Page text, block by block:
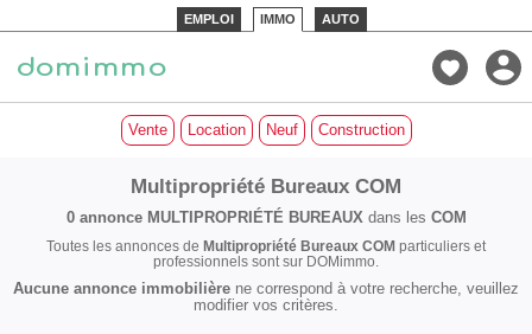
EMPLOI IMMO AUTO
Vente Location Neuf Construction
Multipropriété Bureaux COM
0 annonce MULTIPROPRIÉTÉ BUREAUXdans les COM
Toutes les annonces de Multipropriété Bureaux COM particuliers et
professionnels sont sur DOMimmo.
Aucune annonce immobilière ne correspond à votre recherche, veuillez
modifier vos critères.